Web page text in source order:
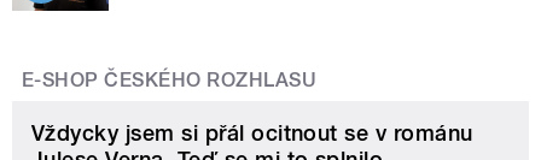
E-SHOP ČESKÉHO ROZHLASU
Vždycky jsem si přál ocitnout se v románu